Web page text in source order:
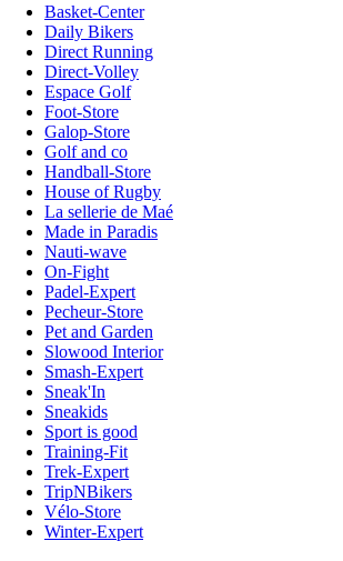
Basket-Center
Daily Bikers
Direct Running
Direct-Volley
Espace Golf
Foot-Store
Galop-Store
Golf and co
Handball-Store
House of Rugby
La sellerie de Maé
Made in Paradis
Nauti-wave
On-Fight
Padel-Expert
Pecheur-Store
Pet and Garden
Slowood Interior
Smash-Expert
Sneak'In
Sneakids
Sport is good
Training-Fit
Trek-Expert
TripNBikers
Vélo-Store
Winter-Expert